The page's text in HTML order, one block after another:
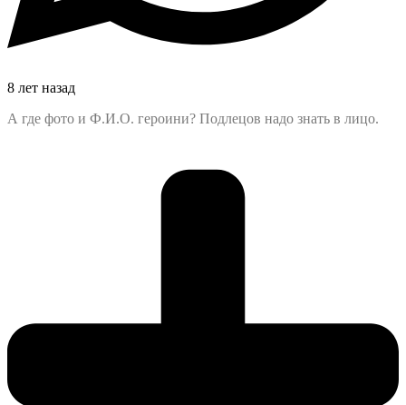
8 лет назад
А где фото и Ф.И.О. героини? Подлецов надо знать в лицо.